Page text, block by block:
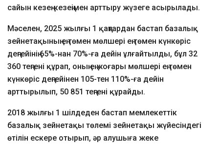
сайын кезең-кезеңімен арттыру жүзеге асырылады.
Мәселен, 2025 жылғы 1 қаңтардан бастап базалық
зейнетақының ең төмен мөлшері ең төмен күнкөріс
деңгейінің 65%-нан 70%-ға дейін ұлғайтылды, бұл 32
360 теңгені құрап, оның ең жоғары мөлшері ең төмен
күнкөріс деңгейінен 105-тен 110%-ға дейін
арттырылып, 50 851 теңгені құрайды.
2018 жылғы 1 шілдеден бастап мемлекеттік
базалық зейнетақы төлемі зейнетақы жүйесіндегі
өтілін ескере отырып, әр алушыға жеке